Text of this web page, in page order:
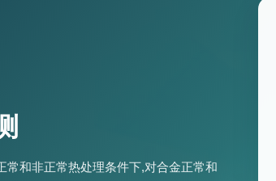
常和非正常热处理条件下,对合金正常和